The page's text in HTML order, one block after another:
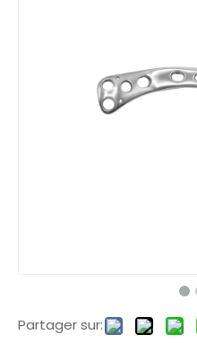
Partager sur: